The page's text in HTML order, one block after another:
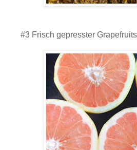
#3 Frisch gepresster